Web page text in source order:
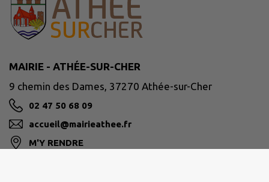
MAIRIE - ATHÉE-SUR-CHER
9 chemin des Dames, 37270 Athée-sur-Cher
02 47 50 68 09
accueil@mairieathee.fr
M'Y RENDRE